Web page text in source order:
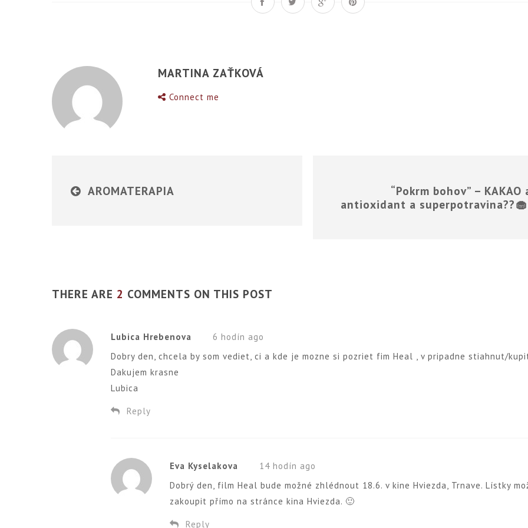
MARTINA ZAŤKOVÁ
Connect me
AROMATERAPIA
“Pokrm bohov” – KAKAO
antioxidant a superpotravina??🧁
THERE ARE 2 COMMENTS ON THIS POST
Lubica Hrebenova
6 hodín ago
Dobry den, chcela by som vediet, ci a kde je mozne si pozriet fim Heal , v pripadne stiahnut/
Dakujem krasne
Lubica
Reply
Eva Kyselakova
14 hodín ago
Dobrý den, film Heal bude možné zhlédnout 18.6. v kine Hviezda, Trnave. Lístky
zakoupit přímo na stránce kina Hviezda. 🙂
Reply